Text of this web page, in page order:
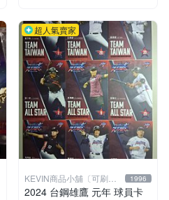
超人氣賣家
KEVIN商品小舖〔可刷
卡〕
1996
2024 台鋼雄鷹 元年 球員卡